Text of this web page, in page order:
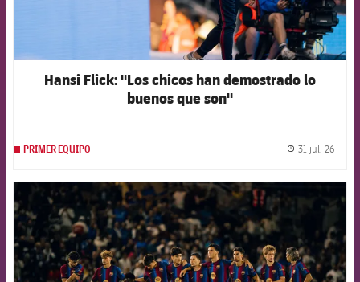
Hansi Flick: "Los chicos han demostrado lo
buenos que son"
PRIMER EQUIPO 31 jul. 26
FCB Barcelona badge